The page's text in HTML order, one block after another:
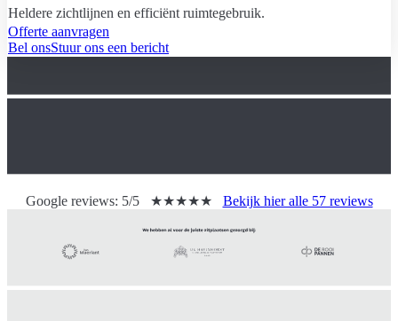
Heldere zichtlijnen en efficiënt ruimtegebruik.
Offerte aanvragen
Bel onsStuur ons een bericht
Google reviews: 5/5 ★★★★★ Bekijk hier alle 57 reviews